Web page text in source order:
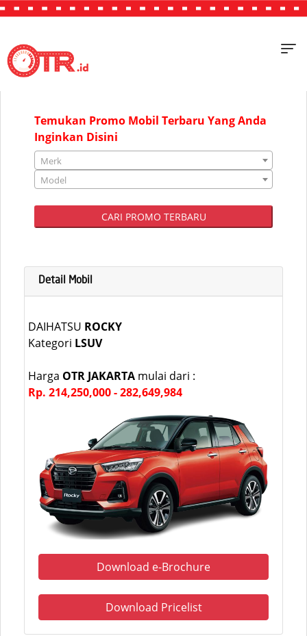
"JAKARTA"
Temukan Promo Mobil Terbaru Yang Anda
Inginkan Disini
Merk
Model
CARI PROMO TERBARU
Detail Mobil
DAIHATSU ROCKY
Kategori LSUV
Harga OTR JAKARTA mulai dari :
Rp. 214,250,000 - 282,649,984
Download e-Brochure
Download Pricelist